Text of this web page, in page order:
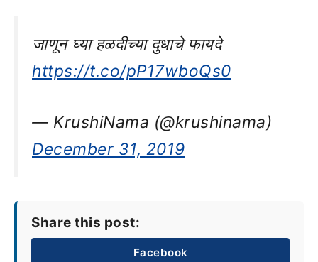
जाणून घ्या हळदीच्या दुधाचे फायदे
https://t.co/pP17wboQs0
— KrushiNama (@krushinama)
December 31, 2019
Share this post:
Facebook